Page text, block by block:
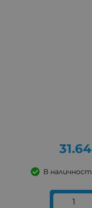
31.64
В наличност